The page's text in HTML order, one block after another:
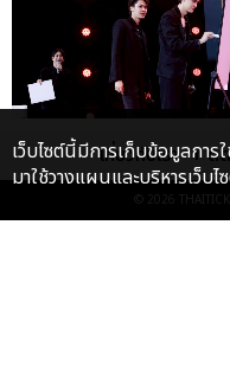
เกี่ยวกับเรา ติ
© 2026
เว็บไซต์นี้มีการเก็บข้อมูลกา
มาใช้วางแผนและบริหารเว็บไ